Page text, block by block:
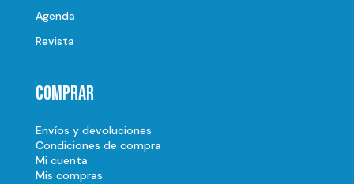
Agenda
Revista
Comprar
Envíos y devoluciones
Condiciones de compra
Mi cuenta
Mis compras